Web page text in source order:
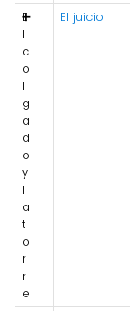
E
l
c
o
l
g
a
d
o
y
l
a
t
o
r
r
e
➕ El juicio